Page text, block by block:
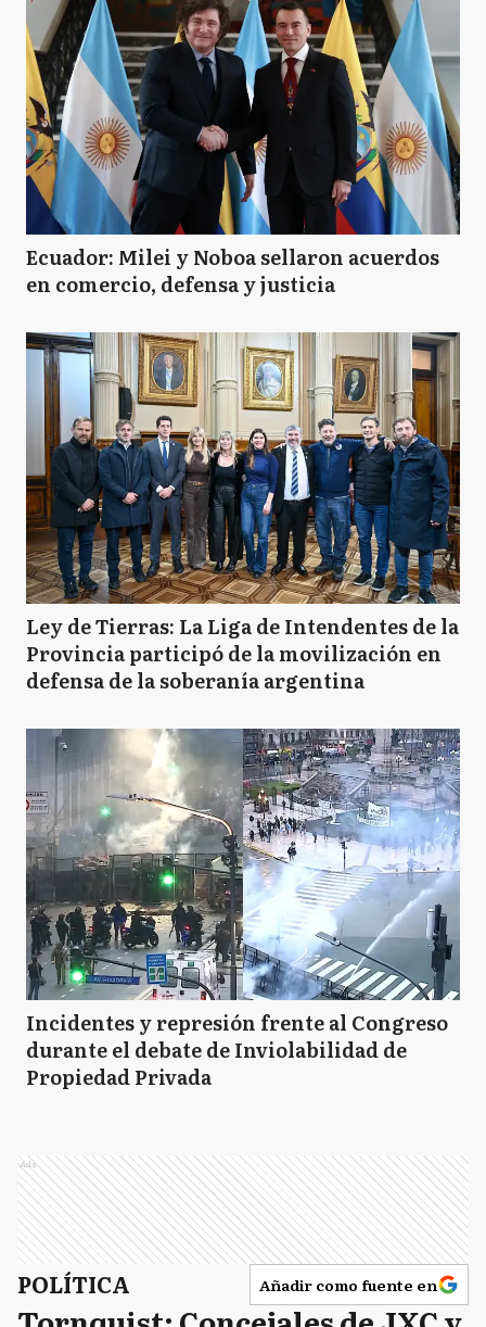
Ecuador: Milei y Noboa sellaron acuerdos
en comercio, defensa y justicia
Ley de Tierras: La Liga de Intendentes de la
Provincia participó de la movilización en
defensa de la soberanía argentina
Incidentes y represión frente al Congreso
durante el debate de Inviolabilidad de
Propiedad Privada
Ads
POLÍTICA Añadir como fuente en